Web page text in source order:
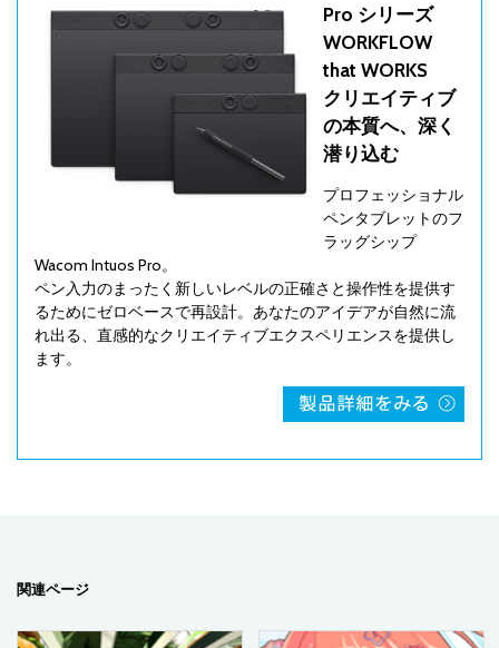
Pro シリーズ
WORKFLOW
that WORKS
クリエイティブ
の本質へ、深く
潜り込む
プロフェッショナル
ペンタブレットのフ
ラッグシップ
Wacom Intuos Pro。
ペン入力のまったく新しいレベルの正確さと操作性を提供す
るためにゼロベースで再設計。あなたのアイデアが自然に流
れ出る、直感的なクリエイティブエクスペリエンスを提供し
ます。
関連ページ